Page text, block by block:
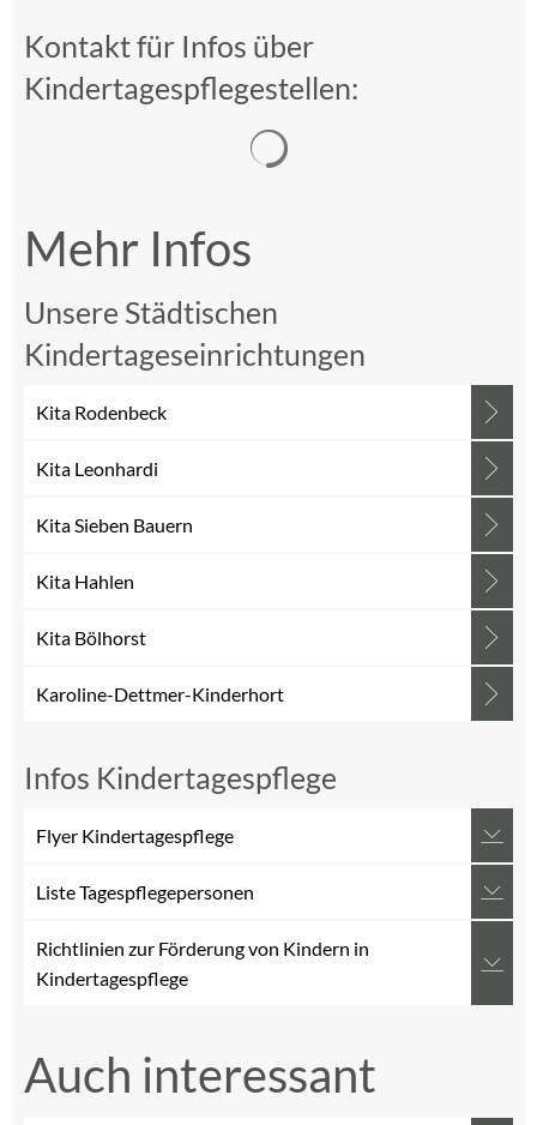
Kontakt für Infos über
Kindertagespflegestellen:
Mehr Infos
Unsere Städtischen
Kindertageseinrichtungen
Kita Rodenbeck
Kita Leonhardi
Kita Sieben Bauern
Kita Hahlen
Kita Bölhorst
Karoline-Dettmer-Kinderhort
Infos Kindertagespflege
Flyer Kindertagespflege
Liste Tagespflegepersonen
Richtlinien zur Förderung von Kindern in
Kindertagespflege
Auch interessant